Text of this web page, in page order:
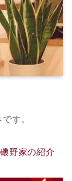
す。
磯野家の紹介